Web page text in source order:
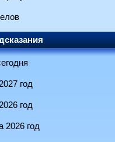
год
год
2026 год